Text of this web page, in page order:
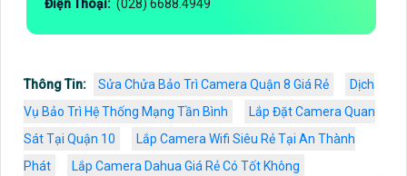
Điện Thoại: (028) 6688.4949
Thông Tin: Sửa Chửa Bảo Trì Camera Quận 8 Giá Rẻ
Dịch
Vụ Bảo Trì Hệ Thống Mạng Tần Bình
Lắp Đặt Camera Quan
Sát Tại Quận 10
Lắp Camera Wifi Siêu Rẻ Tại An Thành
Phát
Lắp Camera Dahua Giá Rẻ Có Tốt Không